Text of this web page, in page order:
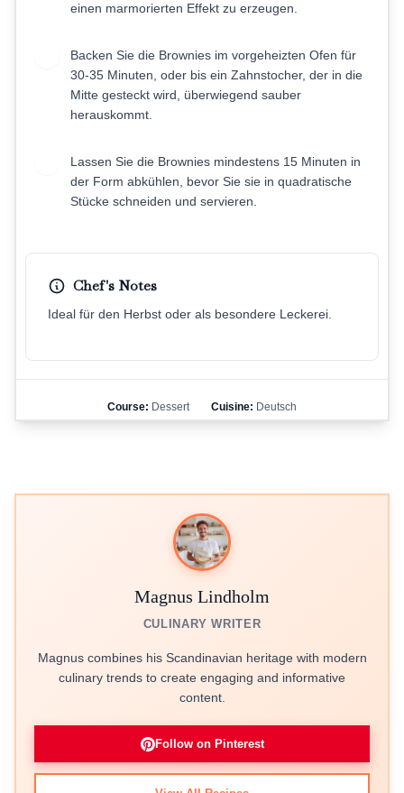
einen marmorierten Effekt zu erzeugen.
Backen Sie die Brownies im vorgeheizten Ofen für
30-35 Minuten, oder bis ein Zahnstocher, der in die
Mitte gesteckt wird, überwiegend sauber
herauskommt.
Lassen Sie die Brownies mindestens 15 Minuten in
der Form abkühlen, bevor Sie sie in quadratische
Stücke schneiden und servieren.
Chef's Notes
Ideal für den Herbst oder als besondere Leckerei.
Course: Dessert Cuisine: Deutsch
Magnus Lindholm
CULINARY WRITER
Magnus combines his Scandinavian heritage with modern
culinary trends to create engaging and informative
content.
Follow on Pinterest